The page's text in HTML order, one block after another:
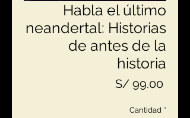
Habla el último
neandertal: Historias
de antes de la
historia
S/ 99.00Precio
Cantidad *